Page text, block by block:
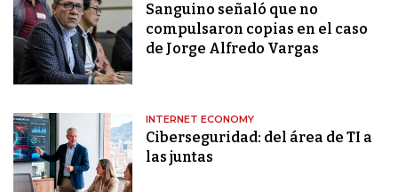
Sanguino señaló que no
compulsaron copias en el caso
de Jorge Alfredo Vargas
INTERNET ECONOMY
Ciberseguridad: del área de TI a
las juntas